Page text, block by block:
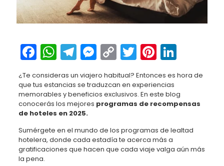
Facebook
WhatsApp
Telegram
Messenger
Copy
Link
TwitterPinterest
¿Te consideras un viajero habitual? Entonces es hora de
que tus estancias se traduzcan en experiencias
memorables y beneficios exclusivos. En este blog
conocerás los mejores programas de recompensas
de hoteles en 2025.
Sumérgete en el mundo de los programas de lealtad
hotelera, donde cada estadía te acerca más a
gratificaciones que hacen que cada viaje valga aún más
la pena.